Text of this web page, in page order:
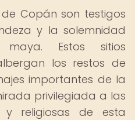
Copán son testigos
y la solemnidad
Estos sitios
los restos de
importantes de la
privilegiada a las
y religiosas de esta